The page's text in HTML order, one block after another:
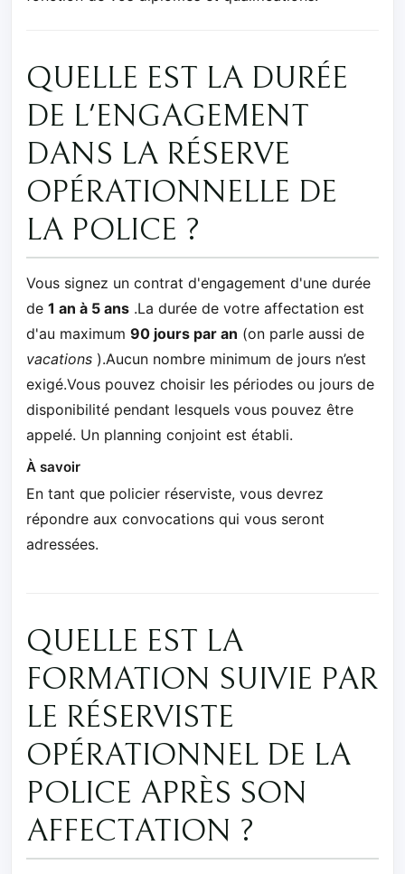
QUELLE EST LA DURÉE
DE L'ENGAGEMENT
DANS LA RÉSERVE
OPÉRATIONNELLE DE
LA POLICE ?
Vous signez un contrat d'engagement d'une durée
de 1 an à 5 ans .La durée de votre affectation est
d'au maximum 90 jours par an (on parle aussi de
vacations ).Aucun nombre minimum de jours n’est
exigé.Vous pouvez choisir les périodes ou jours de
disponibilité pendant lesquels vous pouvez être
appelé. Un planning conjoint est établi.
À savoir
En tant que policier réserviste, vous devrez
répondre aux convocations qui vous seront
adressées.
QUELLE EST LA
FORMATION SUIVIE PAR
LE RÉSERVISTE
OPÉRATIONNEL DE LA
POLICE APRÈS SON
AFFECTATION ?